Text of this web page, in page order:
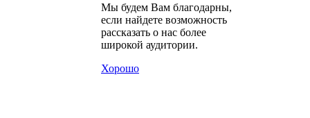
Мы будем Вам благодарны,
если найдете возможность
рассказать о нас более
широкой аудитории.
Хорошо